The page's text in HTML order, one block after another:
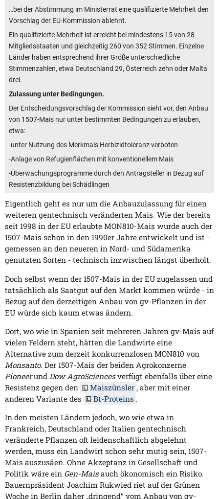
…bei der Abstimmung im Ministerrat eine qualifizierte Mehrheit den
Vorschlag der EU-Kommission ablehnt.
Ein qualifizierte Mehrheit ist erreicht bei mindestens 15 von 28
Mitgliedsstaaten und gleichzeitig 260 von 352 Stimmen. Einzelne
Länder haben entsprechend ihrer Größe unterschiedliche
Stimmenzahlen, etwa Deutschland 29, Österreich zehn oder Malta
drei.
Zulassung unter Bedingungen.
Der Entscheidungsvorschlag der Kommission sieht vor, den Anbau
von 1507-Mais nur unter bestimmten Bedingungen zu erlauben,
etwa:
-unter Nutzung des Merkmals Herbizidtoleranz verboten
-Anlage von Refugienflächen mit konventionellem Mais
-Überwachungsprogramme durch den Antragsteller in Bezug auf
Resistenzbildung bei Schädlingen
Eigentlich geht es nur um die Anbauzulassung für einen
weiteren gentechnisch veränderten Mais. Wie der bereits
seit 1998 in der EU erlaubte MON810-Mais wurde auch der
1507-Mais schon in den 1990er Jahre entwickelt und ist -
gemessen an den neueren in Nord- und Südamerika
genutzten Sorten - technisch inzwischen längst überholt.
Doch selbst wenn der 1507-Mais in der EU zugelassen und
tatsächlich als Saatgut auf den Markt kommen würde - in
Bezug auf den derzeitigen Anbau von gv-Pflanzen in der
EU würde sich kaum etwas ändern.
Dort, wo wie in Spanien seit mehreren Jahren gv-Mais auf
vielen Feldern steht, hätten die Landwirte eine
Alternative zum derzeit konkurrenzlosen MON810 von
Monsanto. Der 1507-Mais der beiden Agrokonzerne
Pioneerund Dow AgroSciencesverfügt ebenfalls über eine
Resistenz gegen den
Maiszünsler , aber mit einer
anderen Variante des
Bt-Proteins .
In den meisten Ländern jedoch, wo wie etwa in
Frankreich, Deutschland oder Italien gentechnisch
veränderte Pflanzen oft leidenschaftlich abgelehnt
werden, muss ein Landwirt schon sehr mutig sein, 1507-
Mais auszusäen. Ohne Akzeptanz in Gesellschaft und
Politik wäre ein Gen-Maisauch ökonomisch ein Risiko.
Bauernpräsident Joachim Rukwied riet auf der Grünen
Woche in Berlin daher „dringend“ vom Anbau von gv-